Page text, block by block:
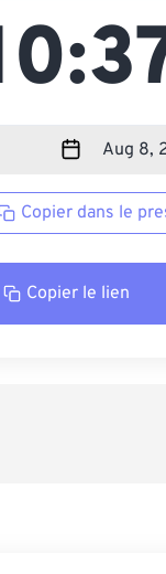
Copier dans le
Copier le lien